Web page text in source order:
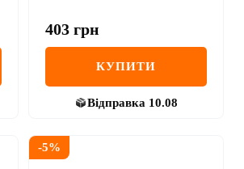
403 грн
КУПИТИ
Відправка 10.08
-5%